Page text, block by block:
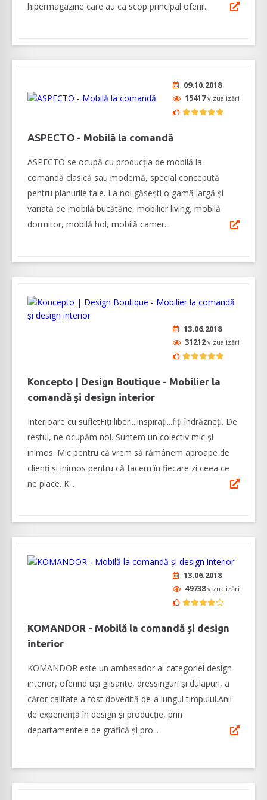
hipermagazine care au ca scop principal oferir...
09.10.2018
15417vizualizări
ASPECTO - Mobilă la comandă
ASPECTO se ocupă cu producția de mobilă la
comandă clasică sau modernă, special concepută
pentru planurile tale. La noi găsești o gamă largă și
variată de mobilă bucătărie, mobilier living, mobilă
dormitor, mobilă hol, mobilă camer...
13.06.2018
31212vizualizări
Koncepto | Design Boutique - Mobilier la
comandă și design interior
Interioare cu sufletFiți liberi...inspirați...fiți îndrăzneți. De
restul, ne ocupăm noi. Suntem un colectiv mic și
inimos. Mic pentru că vrem să rămânem aproape de
clienți și inimos pentru că facem în fiecare zi ceea ce
ne place. K...
13.06.2018
49738vizualizări
KOMANDOR - Mobilă la comandă și design
interior
KOMANDOR este un ambasador al categoriei design
interior, oferind uși glisante, dressinguri și dulapuri, a
căror calitate a fost dovedită de-a lungul timpului.Anii
de experiență în design și producție, prin
departamentele de grafică și pro...